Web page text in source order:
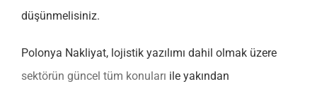
düşünmelisiniz.
Polonya Nakliyat, lojistik yazılımı dahil olmak üzere
sektörün güncel tüm konuları ile yakından